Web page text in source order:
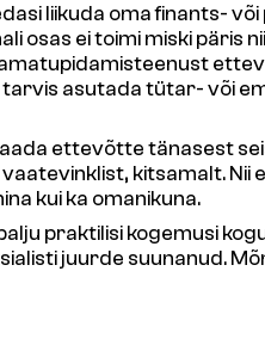
liikuda oma finants-
ei toimi miski päris
asutada tütar- või
ettevõtte tänasest
kitsamalt.
kui ka omanikuna.
praktilisi kogemusi
juurde suunanud.